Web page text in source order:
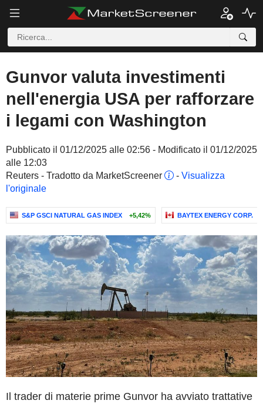
Gunvor valuta investimenti
nell'energia USA per rafforzare
i legami con Washington
Pubblicato il 01/12/2025 alle 02:56 - Modificato il 01/12/2025
alle 12:03
Reuters - Tradotto da MarketScreener
- Visualizza
l'originale
S&P GSCI NATURAL GAS INDEX +5,42% BAYTEX ENERGY CORP.
Il trader di materie prime Gunvor ha avviato trattative